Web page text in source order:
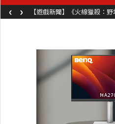
【遊戲新聞】《火線獵殺：
容同時系舊作限時超平價折扣
‹ ›